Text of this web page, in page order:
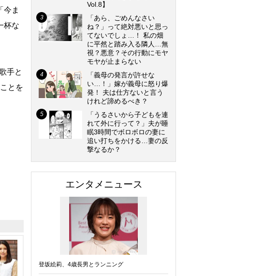
今ま
杯な
手と
とを
Vol.8】
「あら、ごめんなさい
ね？」って絶対悪いと思っ
てないでしょ…！ 私の畑
に平然と踏み入る隣人…無
視？悪意？その行動にモヤ
モヤが止まらない
「義母の発言が許せな
い…！」嫁が義母に怒り爆
発！ 夫は仕方ないと言う
けれど諦めるべき？
「うるさいから子どもを連
れて外に行って？」夫が睡
眠3時間でボロボロの妻に
追い打ちをかける…妻の反
撃なるか？
エンタメニュース
登坂絵莉、4歳長男とランニング